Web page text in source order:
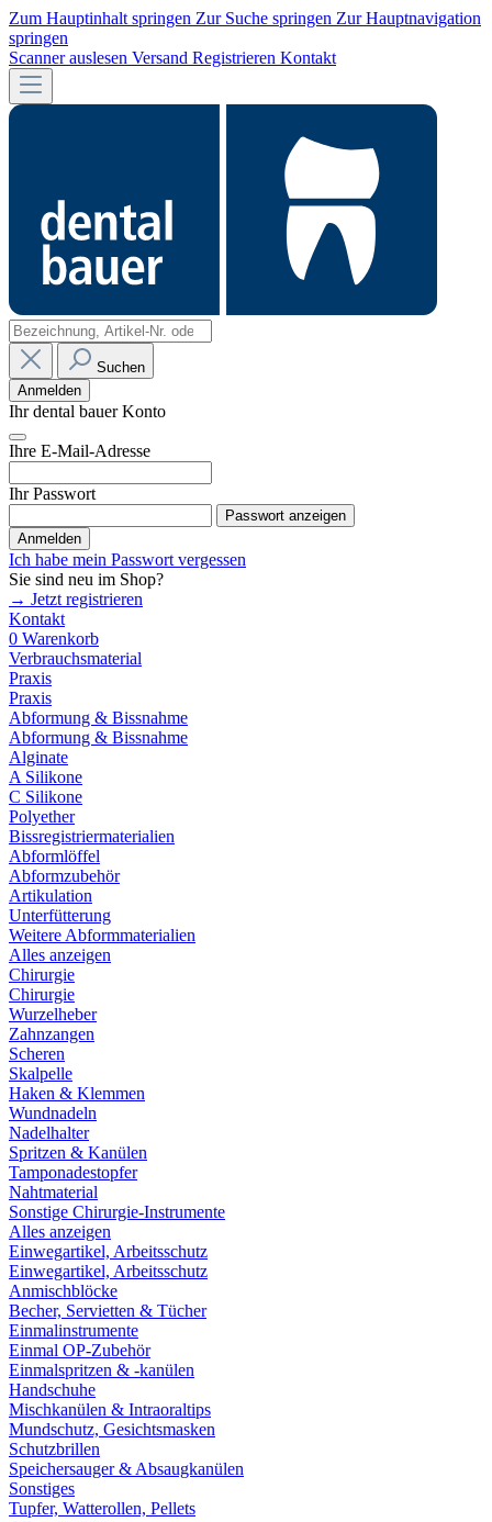
Zum Hauptinhalt springen Zur Suche springen Zur Hauptnavigation
springen
Scanner auslesen Versand Registrieren Kontakt
Suchen
Anmelden
Ihr dental bauer Konto
Ihre E-Mail-Adresse
Ihr Passwort
Passwort anzeigen
Anmelden
Ich habe mein Passwort vergessen
Sie sind neu im Shop?
→ Jetzt registrieren
Kontakt
0 Warenkorb
Verbrauchsmaterial
Praxis
Praxis
Abformung & Bissnahme
Abformung & Bissnahme
Alginate
A Silikone
C Silikone
Polyether
Bissregistriermaterialien
Abformlöffel
Abformzubehör
Artikulation
Unterfütterung
Weitere Abformmaterialien
Alles anzeigen
Chirurgie
Chirurgie
Wurzelheber
Zahnzangen
Scheren
Skalpelle
Haken & Klemmen
Wundnadeln
Nadelhalter
Spritzen & Kanülen
Tamponadestopfer
Nahtmaterial
Sonstige Chirurgie-Instrumente
Alles anzeigen
Einwegartikel, Arbeitsschutz
Einwegartikel, Arbeitsschutz
Anmischblöcke
Becher, Servietten & Tücher
Einmalinstrumente
Einmal OP-Zubehör
Einmalspritzen & -kanülen
Handschuhe
Mischkanülen & Intraoraltips
Mundschutz, Gesichtsmasken
Schutzbrillen
Speichersauger & Absaugkanülen
Sonstiges
Tupfer, Watterollen, Pellets